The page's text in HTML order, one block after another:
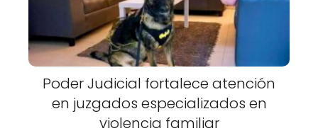
Poder Judicial fortalece atención
en juzgados especializados en
violencia familiar